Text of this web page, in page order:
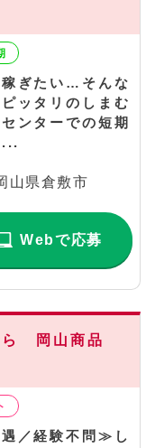
ぎたい…そんな
ッタリのしまむ
ンターでの短期
...
山県倉敷市
Webで応募
ら 岡山商品
／経験不問≫し